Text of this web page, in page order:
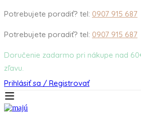
Potrebujete poradiť? tel: 0907 915 687
Potrebujete poradiť? tel: 0907 915 687
Doručenie zadarmo pri nákupe nad
zľavu.
Prihlásiť sa / Registrovať